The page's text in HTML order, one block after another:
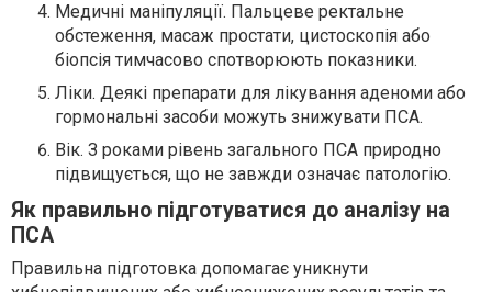
Медичні маніпуляції. Пальцеве ректальне
обстеження, масаж простати, цистоскопія або
біопсія тимчасово спотворюють показники.
Ліки. Деякі препарати для лікування аденоми або
гормональні засоби можуть знижувати ПСА.
Вік. З роками рівень загального ПСА природно
підвищується, що не завжди означає патологію.
Як правильно підготуватися до аналізу на
ПСА
Правильна підготовка допомагає уникнути